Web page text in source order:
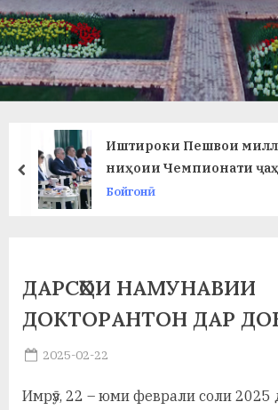
Иштироки Пешвои
ниҳоии Чемпионати
Бойгонӣ
prev
ДАРСҲОИ НАМУНАВИИ
ДОКТОРАНТОН ДАР
Posted
2025-02-22
Имрӯз, 22 – юми феврали соли 2025